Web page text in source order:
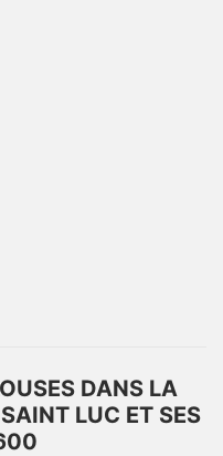
DANS LA
LUC ET SES